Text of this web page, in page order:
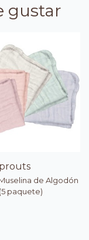
gustar
de Algodón
paquete)